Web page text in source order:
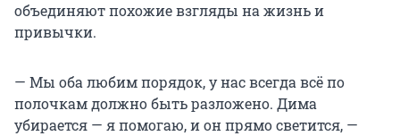
объединяют похожие взгляды на жизнь и
привычки.
— Мы оба любим порядок, у нас всегда всё по
полочкам должно быть разложено. Дима
убирается — я помогаю, и он прямо светится, —